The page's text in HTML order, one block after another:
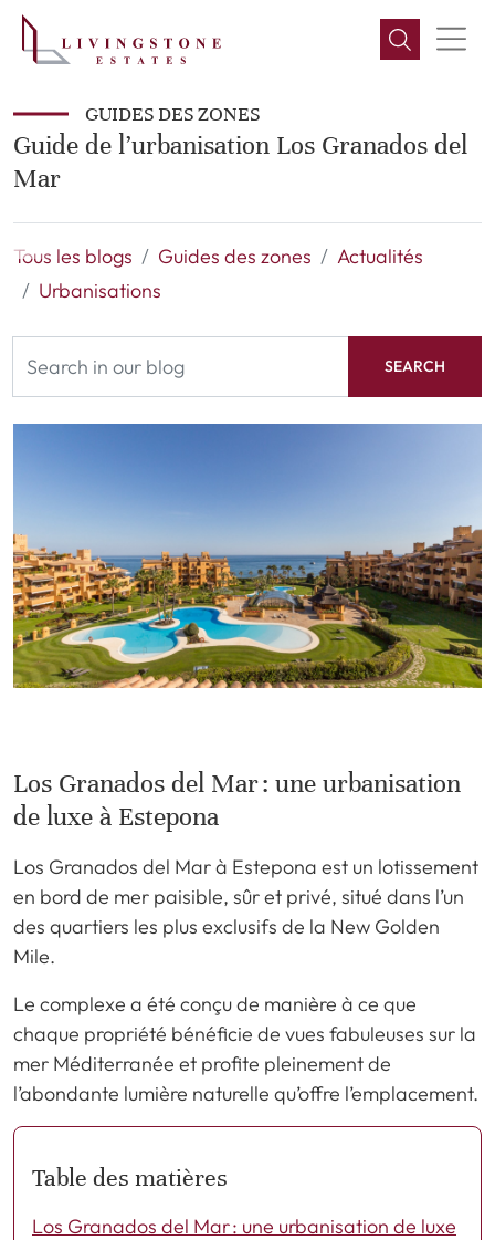
GUIDES DES ZONES
Guide de l’urbanisation Los Granados del
Mar
Tous les blogs Guides des zones
Actualités
Urbanisations
SEARCH
Los Granados del Mar : une urbanisation
de luxe à Estepona
Los Granados del Mar à Estepona est un lotissement
en bord de mer paisible, sûr et privé, situé dans l’un
des quartiers les plus exclusifs de la New Golden
Mile.
Le complexe a été conçu de manière à ce que
chaque propriété bénéficie de vues fabuleuses sur la
mer Méditerranée et profite pleinement de
l’abondante lumière naturelle qu’offre l’emplacement.
Table des matières
Los Granados del Mar : une urbanisation de luxe